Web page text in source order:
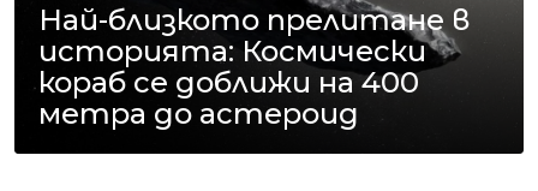
Най-близкото прелитане в
историята: Космически
кораб се доближи на 400
метра до астероид